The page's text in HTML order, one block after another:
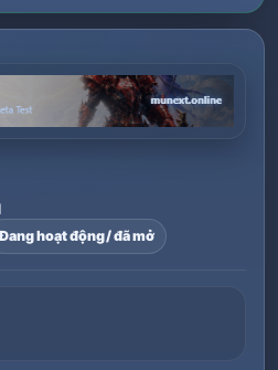
Đang hoạt động / đã mở